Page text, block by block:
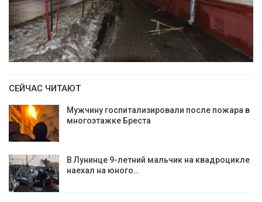
СЕЙЧАС ЧИТАЮТ
Мужчину госпитализировали после пожара в
многоэтажке Бреста
В Лунинце 9-летний мальчик на квадроцикле
наехал на юного…